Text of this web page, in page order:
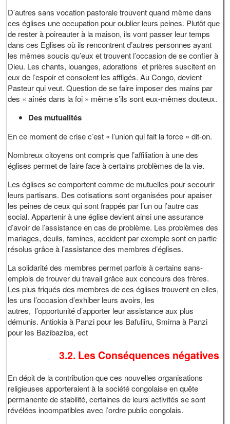
D’autres sans vocation pastorale trouvent quand même dans
ces églises une occupation pour oublier leurs peines. Plutôt que
de rester à poireauter à la maison, ils vont passer leur temps
dans ces Eglises où ils rencontrent d’autres personnes ayant
les mêmes soucis qu’eux et trouvent l’occasion de se confier à
Dieu. Les chants, louanges, adorations et prières suscitent en
eux de l’espoir et consolent les affligés. Au Congo, devient
Pasteur qui veut. Question de se faire imposer des mains par
des « aînés dans la foi » même s’ils sont eux-mêmes douteux.
Des mutualités
En ce moment de crise c’est « l’union qui fait la force » dit-on.
Nombreux citoyens ont compris que l’affiliation à une des
églises permet de faire face à certains problèmes de la vie.
Les églises se comportent comme de mutuelles pour secourir
leurs partisans. Des cotisations sont organisées pour apaiser
les peines de ceux qui sont frappés par l’un ou l’autre cas
social. Appartenir à une église devient ainsi une assurance
d’avoir de l’assistance en cas de problème. Les problèmes des
mariages, deuils, famines, accident par exemple sont en partie
résolus grâce à l’assistance des membres d’églises.
La solidarité des membres permet parfois à certains sans-
emplois de trouver du travail grâce aux concours des frères.
Les plus friqués des membres de ces églises trouvent en elles,
les uns l’occasion d’exhiber leurs avoirs, les
autres, l’opportunité d’apporter leur assistance aux plus
démunis. Antiokia à Panzi pour les Bafuliiru, Smirna à Panzi
pour les Bazibaziba, ect
3.2. Les Conséquences négatives
En dépit de la contribution que ces nouvelles organisations
religieuses apporteraient à la société congolaise en quête
permanente de stabilité, certaines de leurs activités se sont
révélées incompatibles avec l’ordre public congolais.